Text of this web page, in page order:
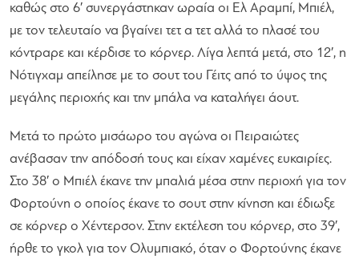
καθώς στο 6′ συνεργάστηκαν ωραία οι Ελ Αραμπί, Μπιέλ,
με τον τελευταίο να βγαίνει τετ α τετ αλλά το πλασέ του
κόντραρε και κέρδισε το κόρνερ. Λίγα λεπτά μετά, στο 12′, η
Νότιγχαμ απείλησε με το σουτ του Γέιτς από το ύψος της
μεγάλης περιοχής και την μπάλα να καταλήγει άουτ.
Μετά το πρώτο μισάωρο του αγώνα οι Πειραιώτες
ανέβασαν την απόδοσή τους και είχαν χαμένες ευκαιρίες.
Στο 38′ ο Μπιέλ έκανε την μπαλιά μέσα στην περιοχή για τον
Φορτούνη ο οποίος έκανε το σουτ στην κίνηση και έδιωξε
σε κόρνερ ο Χέντερσον. Στην εκτέλεση του κόρνερ, στο 39′,
ήρθε το γκολ για τον Ολυμπιακό, όταν ο Φορτούνης έκανε